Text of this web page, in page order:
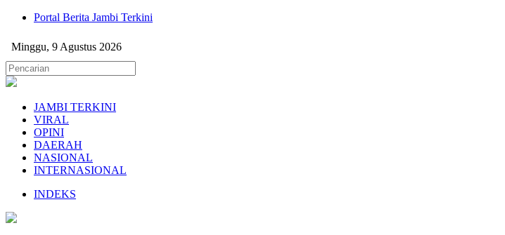
Portal Berita Jambi Terkini
Minggu, 9 Agustus 2026
JAMBI TERKINI
VIRAL
OPINI
DAERAH
NASIONAL
INTERNASIONAL
INDEKS